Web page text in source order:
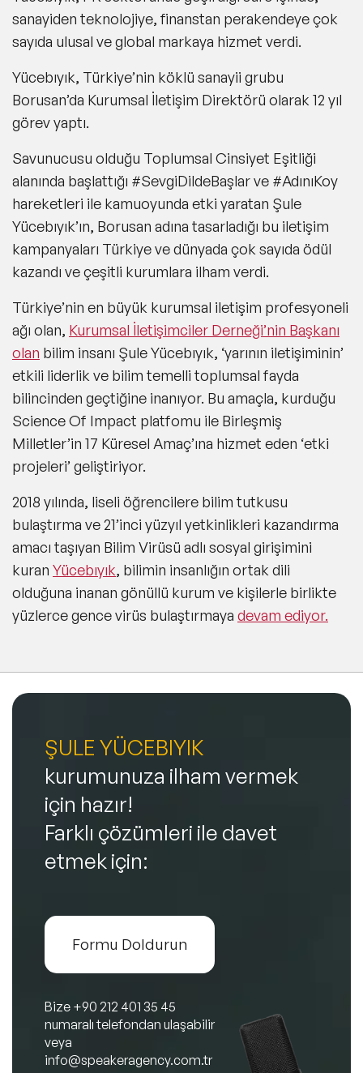
sanayiden teknolojiye, finanstan perakendeye çok
sayıda ulusal ve global markaya hizmet verdi.
Yücebıyık, Türkiye’nin köklü sanayii grubu
Borusan’da Kurumsal İletişim Direktörü olarak 12 yıl
görev yaptı.
Savunucusu olduğu Toplumsal Cinsiyet Eşitliği
alanında başlattığı #SevgiDildeBaşlar ve #AdınıKoy
hareketleri ile kamuoyunda etki yaratan Şule
Yücebıyık’ın, Borusan adına tasarladığı bu iletişim
kampanyaları Türkiye ve dünyada çok sayıda ödül
kazandı ve çeşitli kurumlara ilham verdi.
Türkiye’nin en büyük kurumsal iletişim profesyoneli
ağı olan, Kurumsal İletişimciler Derneği’nin Başkanı
olan bilim insanı Şule Yücebıyık, ‘yarının iletişiminin’
etkili liderlik ve bilim temelli toplumsal fayda
bilincinden geçtiğine inanıyor. Bu amaçla, kurduğu
Science Of Impact platfomu ile Birleşmiş
Milletler’in 17 Küresel Amaç’ına hizmet eden ‘etki
projeleri’ geliştiriyor.
2018 yılında, liseli öğrencilere bilim tutkusu
bulaştırma ve 21’inci yüzyıl yetkinlikleri kazandırma
amacı taşıyan Bilim Virüsü adlı sosyal girişimini
kuran Yücebıyık, bilimin insanlığın ortak dili
olduğuna inanan gönüllü kurum ve kişilerle birlikte
yüzlerce gence virüs bulaştırmaya devam ediyor.
ŞULE YÜCEBIYIK
kurumunuza ilham vermek
için hazır!
Farklı çözümleri ile davet
etmek için:
Formu Doldurun
Bize +90 212 401 35 45
numaralı telefondan ulaşabilir
veya
info@speakeragency.com.tr